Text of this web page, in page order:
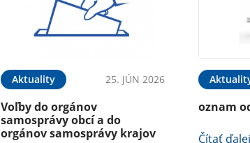
Aktuality 25. JÚN 2026
Voľby do orgánov
samosprávy obcí a do
orgánov samosprávy krajov
oznam
Čítať ďalej